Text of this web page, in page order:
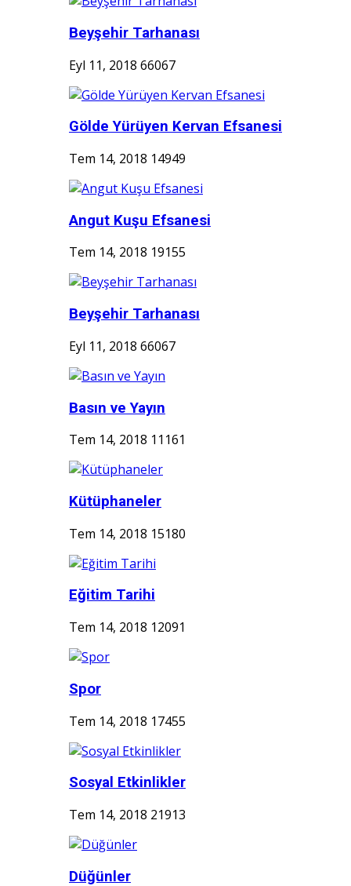
Beyşehir Tarhanası
Eyl 11, 2018 66067
Gölde Yürüyen Kervan Efsanesi
Tem 14, 2018 14949
Angut Kuşu Efsanesi
Tem 14, 2018 19155
Beyşehir Tarhanası
Eyl 11, 2018 66067
Basın ve Yayın
Tem 14, 2018 11161
Kütüphaneler
Tem 14, 2018 15180
Eğitim Tarihi
Tem 14, 2018 12091
Spor
Tem 14, 2018 17455
Sosyal Etkinlikler
Tem 14, 2018 21913
Düğünler